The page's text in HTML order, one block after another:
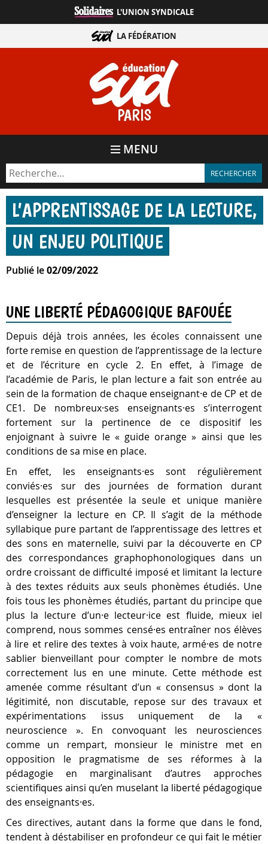
directement
contenu
PARIS
L'UNION SYNDICALE
LA FÉDÉRATION
MENU
L’APPRENTISSAGE DE LA LECTURE,
UN ENJEU POLITIQUE
Publié le02/09/2022
UNE LIBERTÉ PÉDAGOGIQUE BAFOUÉE
Depuis déjà trois années, les écoles connaissent une
forte remise en question de l’apprentissage de la lecture
et de l’écriture en cycle 2. En effet, à l’image de
l’académie de Paris, le plan lecture a fait son entrée au
sein de la formation de chaque enseignant·e de CP et de
CE1. De nombreux·ses enseignants·es s’interrogent
fortement sur la pertinence de ce dispositif les
enjoignant à suivre le « guide orange » ainsi que les
conditions de sa mise en place.
En effet, les enseignants·es sont régulièrement
conviés·es sur des journées de formation durant
lesquelles est présentée la seule et unique manière
d’enseigner la lecture en CP. Il s’agit de la méthode
syllabique pure partant de l’apprentissage des lettres et
des sons en maternelle, suivi par la découverte en CP
des correspondances graphophonologiques dans un
ordre croissant de difficulté imposé et limitant la lecture
à des textes réduits aux seuls phonèmes étudiés. Une
fois tous les phonèmes étudiés, partant du principe que
plus la lecture d’un·e lecteur·ice est fluide, mieux iel
comprend, nous sommes censé·es entraîner nos élèves
à lire et relire des textes à voix haute, armé·es de notre
sablier bienveillant pour compter le nombre de mots
correctement lus en une minute. Cette méthode est
amenée comme résultant d’un « consensus » dont la
légitimité, non discutable, repose sur des travaux et
expérimentations issus uniquement de la «
neuroscience ». En convoquant les neurosciences
comme un rempart, monsieur le ministre met en
opposition le pragmatisme de ses réformes à la
pédagogie en marginalisant d’autres approches
scientifiques ainsi qu’en muselant la liberté pédagogique
des enseignants·es.
Ces directives, autant dans la forme que dans le fond,
tendent à déstabiliser en profondeur ce qui fait le métier